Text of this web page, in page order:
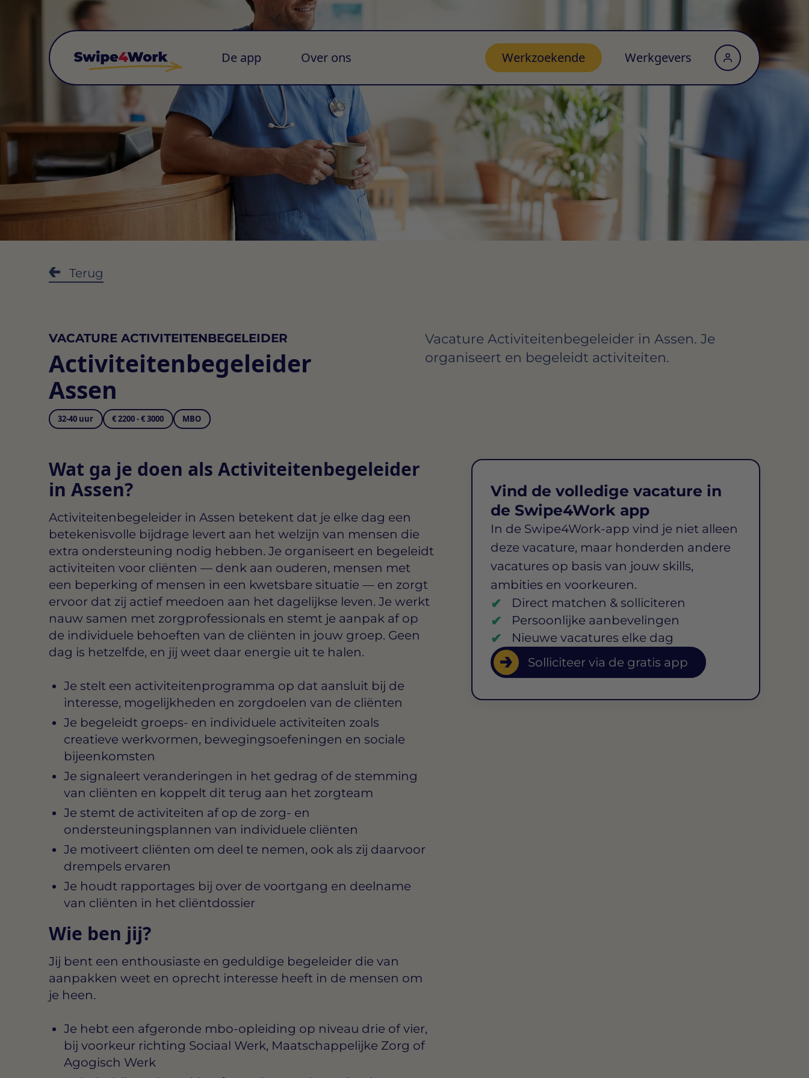
De app Over ons Werkzoekende Werkgevers
Terug
VACATURE ACTIVITEITENBEGELEIDER
Activiteitenbegeleider
Assen
32-40 uur € 2200 - € 3000 MBO
Vacature Activiteitenbegeleider in Assen. Je
organiseert en begeleidt activiteiten.
Wat ga je doen als Activiteitenbegeleider
in Assen?
Activiteitenbegeleider in Assen betekent dat je elke dag een
betekenisvolle bijdrage levert aan het welzijn van mensen die
extra ondersteuning nodig hebben. Je organiseert en begeleidt
activiteiten voor cliënten — denk aan ouderen, mensen met
een beperking of mensen in een kwetsbare situatie — en zorgt
ervoor dat zij actief meedoen aan het dagelijkse leven. Je werkt
nauw samen met zorgprofessionals en stemt je aanpak af op
de individuele behoeften van de cliënten in jouw groep. Geen
dag is hetzelfde, en jij weet daar energie uit te halen.
Je stelt een activiteitenprogramma op dat aansluit bij de
interesse, mogelijkheden en zorgdoelen van de cliënten
Je begeleidt groeps- en individuele activiteiten zoals
creatieve werkvormen, bewegingsoefeningen en sociale
bijeenkomsten
Je signaleert veranderingen in het gedrag of de stemming
van cliënten en koppelt dit terug aan het zorgteam
Je stemt de activiteiten af op de zorg- en
ondersteuningsplannen van individuele cliënten
Je motiveert cliënten om deel te nemen, ook als zij daarvoor
drempels ervaren
Je houdt rapportages bij over de voortgang en deelname
van cliënten in het cliëntdossier
Wie ben jij?
Jij bent een enthousiaste en geduldige begeleider die van
aanpakken weet en oprecht interesse heeft in de mensen om
je heen.
Je hebt een afgeronde mbo-opleiding op niveau drie of vier,
bij voorkeur richting Sociaal Werk, Maatschappelijke Zorg of
Agogisch Werk
Vind de volledige vacature in
de Swipe4Work app
In de Swipe4Work-app vind je niet alleen
deze vacature, maar honderden andere
vacatures op basis van jouw skills,
ambities en voorkeuren.
Direct matchen & solliciteren
Persoonlijke aanbevelingen
Nieuwe vacatures elke dag
Solliciteer via de gratis app